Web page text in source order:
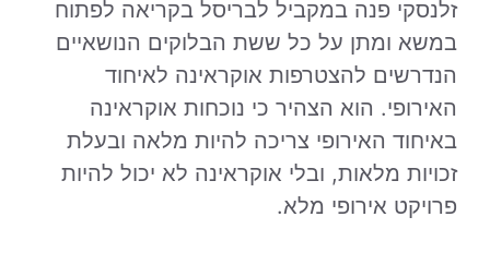
זלנסקי פנה במקביל לבריסל בקריאה לפתוח
במשא ומתן על כל ששת הבלוקים הנושאיים
הנדרשים להצטרפות אוקראינה לאיחוד
האירופי. הוא הצהיר כי נוכחות אוקראינה
באיחוד האירופי צריכה להיות מלאה ובעלת
זכויות מלאות, ובלי אוקראינה לא יכול להיות
פרויקט אירופי מלא.